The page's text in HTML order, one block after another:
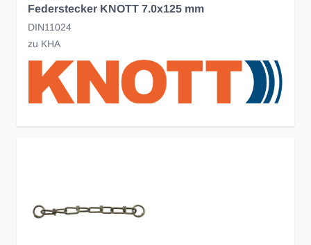
Federstecker KNOTT 7.0x125 mm
DIN11024
zu KHA